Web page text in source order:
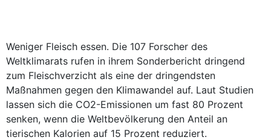
Weniger Fleisch essen. Die 107 Forscher des
Weltklimarats rufen in ihrem Sonderbericht dringend
zum Fleischverzicht als eine der dringendsten
Maßnahmen gegen den Klimawandel auf. Laut Studien
lassen sich die CO2-Emissionen um fast 80 Prozent
senken, wenn die Weltbevölkerung den Anteil an
tierischen Kalorien auf 15 Prozent reduziert.